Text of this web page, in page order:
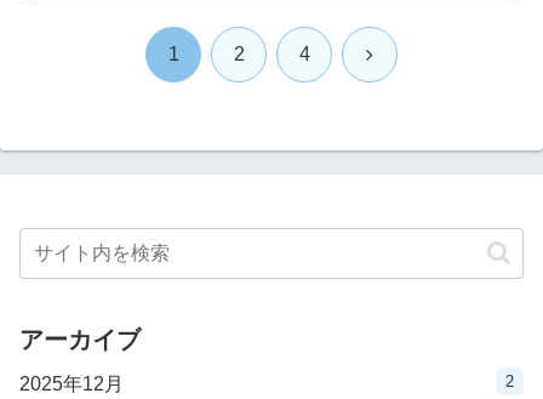
1 2 4 次
アーカイブ
2025年12月 2